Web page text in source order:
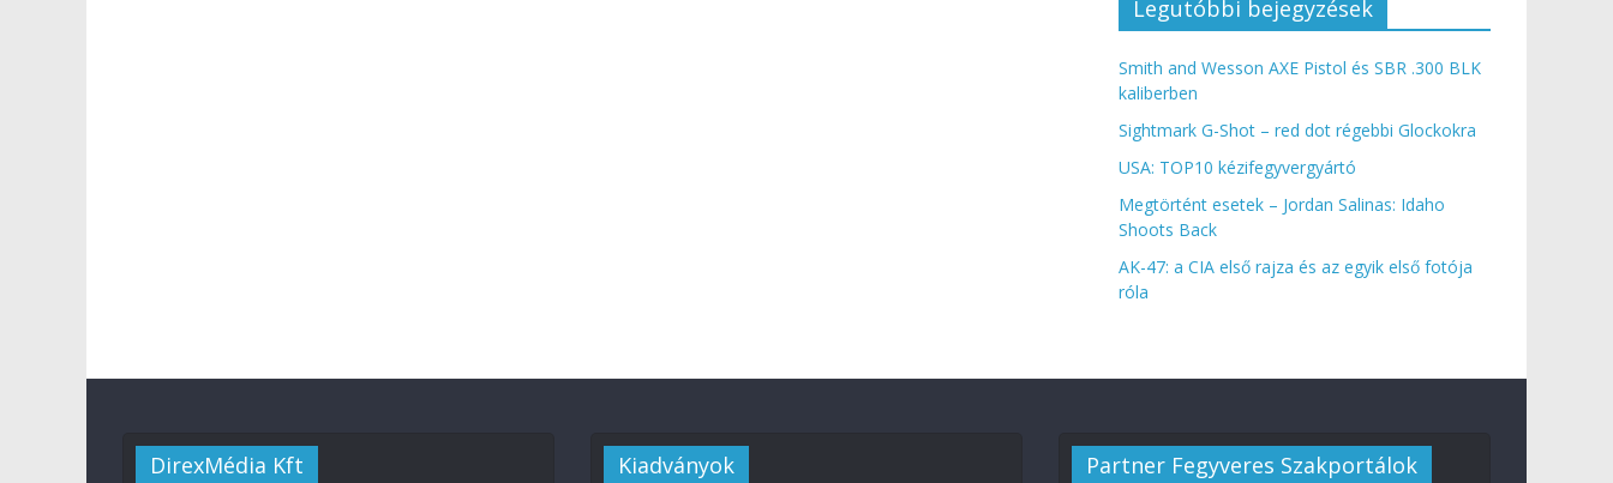
Legutóbbi bejegyzések
Smith and Wesson AXE Pistol és SBR .300 BLK
kaliberben
Sightmark G-Shot – red dot régebbi Glockokra
USA: TOP10 kézifegyvergyártó
Megtörtént esetek – Jordan Salinas: Idaho
Shoots Back
AK-47: a CIA első rajza és az egyik első fotója
róla
DirexMédia Kft Kiadványok Partner Fegyveres Szakportálok